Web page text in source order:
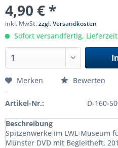
4,90 € *
inkl. MwSt.zzgl. Versandkosten
Sofort versandfertig, Lieferzeit
Merken Bewerten
Artikel-Nr.: D-160-
Beschreibung
Spitzenwerke im LWL-Museum
Münster DVD mit Begleitheft,